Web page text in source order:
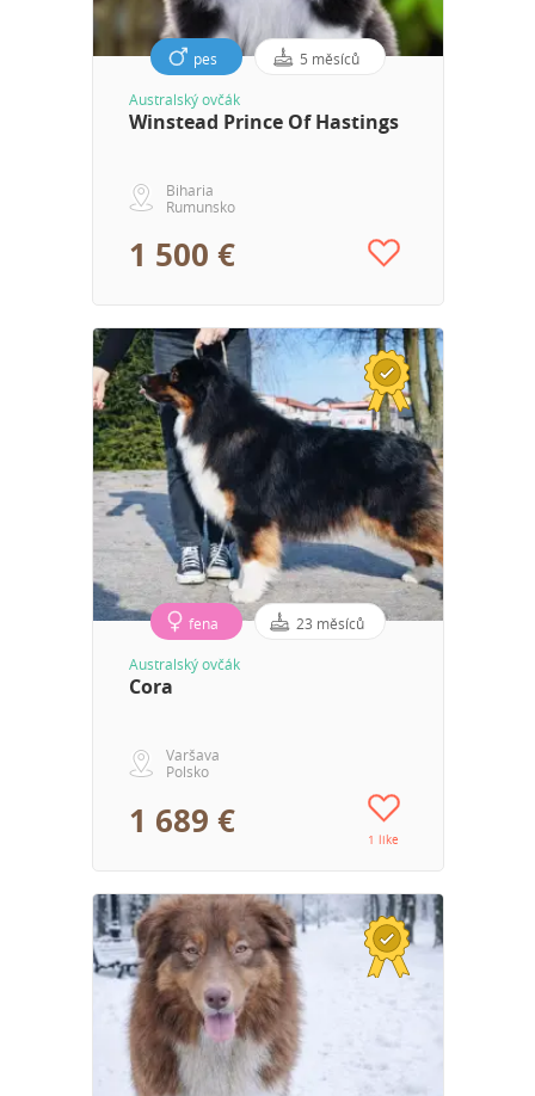
pes 5 měsíců
Australský ovčák
Winstead Prince Of Hastings
Biharia
Rumunsko
1 500 €
fena 23 měsíců
Australský ovčák
Cora
Varšava
Polsko
1 689 € 1 like